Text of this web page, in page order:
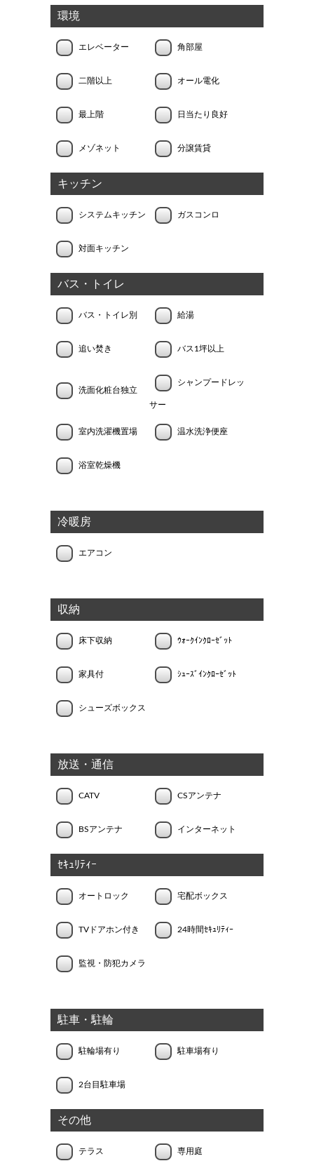
環境
エレベーター 角部屋
二階以上 オール電化
最上階 日当たり良好
メゾネット 分譲賃貸
キッチン
システムキッチン ガスコンロ
対面キッチン
バス・トイレ
バス・トイレ別 給湯
追い焚き バス1坪以上
洗面化粧台独立
シャンプードレッ
サー
室内洗濯機置場 温水洗浄便座
浴室乾燥機
冷暖房
エアコン
収納
床下収納 ｳｫｰｸｲﾝｸﾛｰｾﾞｯﾄ
家具付 ｼｭｰｽﾞｲﾝｸﾛｰｾﾞｯﾄ
シューズボックス
放送・通信
CATV CSアンテナ
BSアンテナ インターネット
ｾｷｭﾘﾃｨｰ
オートロック 宅配ボックス
TVドアホン付き 24時間ｾｷｭﾘﾃｨｰ
監視・防犯カメラ
駐車・駐輪
駐輪場有り 駐車場有り
2台目駐車場
その他
テラス 専用庭